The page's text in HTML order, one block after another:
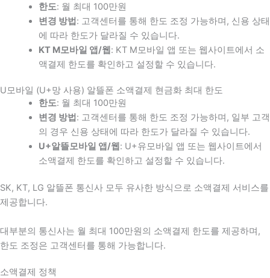
한도: 월 최대 100만원
변경 방법 : 고객센터를 통해 한도 조정 가능하며, 신용 상태
에 따라 한도가 달라질 수 있습니다.
KT M모바일 앱/웹 : KT M모바일 앱 또는 웹사이트에서 소
액결제 한도를 확인하고 설정할 수 있습니다.
U모바일 (U+망 사용) 알뜰폰 소액결제 현금화 최대 한도
한도: 월 최대 100만원
변경 방법 : 고객센터를 통해 한도 조정 가능하며, 일부 고객
의 경우 신용 상태에 따라 한도가 달라질 수 있습니다.
U+알뜰모바일 앱/웹 : U+유모바일 앱 또는 웹사이트에서
소액결제 한도를 확인하고 설정할 수 있습니다.
SK, KT, LG 알뜰폰 통신사 모두 유사한 방식으로 소액결제 서비스를
제공합니다.
대부분의 통신사는 월 최대 100만원의 소액결제 한도를 제공하며,
한도 조정은 고객센터를 통해 가능합니다.
소액결제 정책